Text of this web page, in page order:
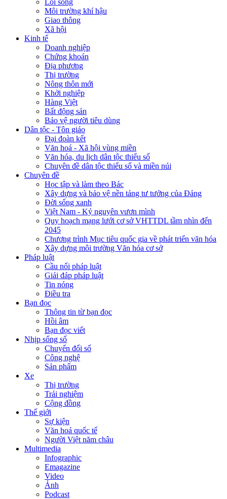
Lối sống
Môi trường khí hậu
Giao thông
Xã hội
Kinh tế
Doanh nghiệp
Chứng khoán
Địa phương
Thị trường
Nông thôn mới
Khởi nghiệp
Hàng Việt
Bất động sản
Bảo vệ người tiêu dùng
Dân tộc - Tôn giáo
Đại đoàn kết
Văn hoá - Xã hội vùng miền
Văn hóa, du lịch dân tộc thiểu số
Chuyên đề dân tộc thiểu số và miền núi
Chuyên đề
Học tập và làm theo Bác
Xây dựng và bảo vệ nền tảng tư tưởng của Đảng
Đời sống xanh
Việt Nam - Kỷ nguyên vươn mình
Quy hoạch mạng lưới cơ sở VHTTDL tầm nhìn đến
2045
Chương trình Mục tiêu quốc gia về phát triển văn hóa
Xây dựng môi trường Văn hóa cơ sở
Pháp luật
Cầu nối pháp luật
Giải đáp pháp luật
Tin nóng
Điều tra
Bạn đọc
Thông tin từ bạn đọc
Hồi âm
Bạn đọc viết
Nhịp sống số
Chuyển đổi số
Công nghệ
Sản phẩm
Xe
Thị trường
Trải nghiệm
Cộng đồng
Thế giới
Sự kiện
Văn hoá quốc tế
Người Việt năm châu
Multimedia
Infographic
Emagazine
Video
Ảnh
Podcast